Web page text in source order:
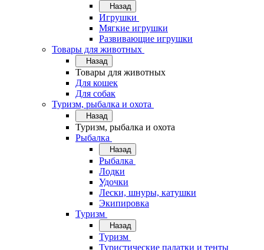
Назад
Игрушки
Мягкие игрушки
Развивающие игрушки
Товары для животных
Назад
Товары для животных
Для кошек
Для собак
Туризм, рыбалка и охота
Назад
Туризм, рыбалка и охота
Рыбалка
Назад
Рыбалка
Лодки
Удочки
Лески, шнуры, катушки
Экипировка
Туризм
Назад
Туризм
Туристические палатки и тенты